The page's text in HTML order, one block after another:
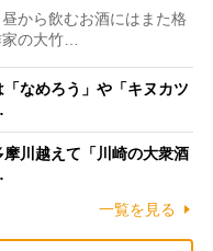
から飲むお酒にはまた格
の大竹…
「なめろう」や「キヌカツ
摩川越えて「川崎の大衆酒
一覧を見る